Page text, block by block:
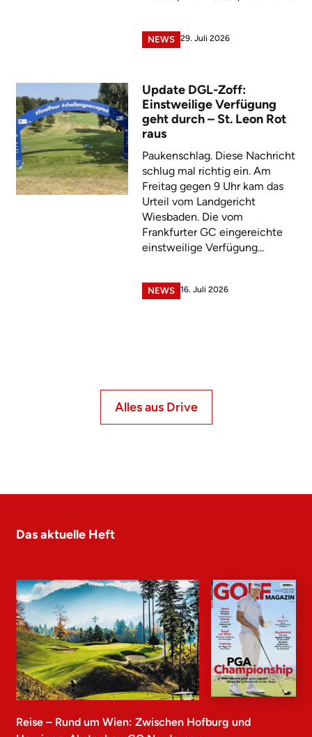
NEWS 29. Juli 2026
Update DGL-Zoff:
Einstweilige Verfügung
geht durch – St. Leon Rot
raus
Paukenschlag. Diese Nachricht
schlug mal richtig ein. Am
Freitag gegen 9 Uhr kam das
Urteil vom Landgericht
Wiesbaden. Die vom
Frankfurter GC eingereichte
einstweilige Verfügung...
NEWS 16. Juli 2026
Alles aus Drive
Das aktuelle Heft
Reise – Rund um Wien: Zwischen Hofburg und